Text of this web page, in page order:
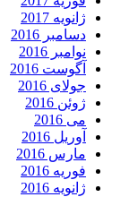
ژانویه 2017
دسامبر 2016
نوامبر 2016
آگوست 2016
جولای 2016
ژوئن 2016
می 2016
آوریل 2016
مارس 2016
فوریه 2016
ژانویه 2016